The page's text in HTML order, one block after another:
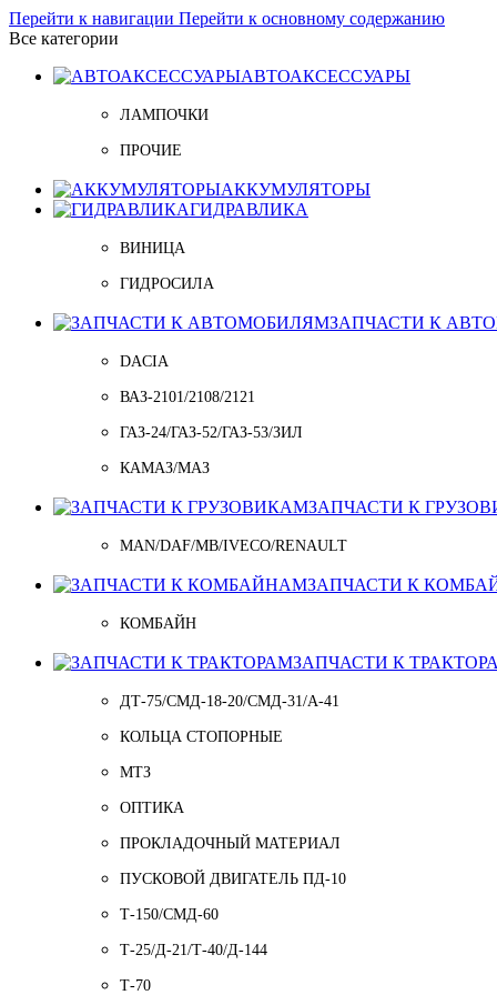
Перейти к навигации Перейти к основному содержанию
Все категории
АВТОАКСЕССУАРЫ
ЛАМПОЧКИ
ПРОЧИЕ
АККУМУЛЯТОРЫ
ГИДРАВЛИКА
ВИНИЦА
ГИДРОСИЛА
ЗАПЧАСТИ К
DACIA
ВАЗ-2101/2108/2121
ГАЗ-24/ГАЗ-52/ГАЗ-53/ЗИЛ
КАМАЗ/МАЗ
ЗАПЧАСТИ К
MAN/DAF/MB/IVECO/RENAULT
ЗАПЧАСТИ К
КОМБАЙН
ЗАПЧАСТИ К
ДТ-75/СМД-18-20/СМД-31/A-41
КОЛЬЦА СТОПОРНЫЕ
МТЗ
ОПТИКА
ПРОКЛАДОЧНЫЙ МАТЕРИАЛ
ПУСКОВОЙ ДВИГАТЕЛЬ ПД-10
Т-150/СМД-60
Т-25/Д-21/Т-40/Д-144
Т-70